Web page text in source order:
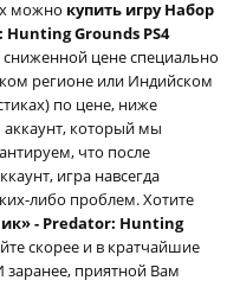
можно купить игру Набор
Grounds PS4
сниженной цене специально
регионе или Индийском
по цене, ниже
аккаунт, который мы
что после
игра навсегда
либо проблем. Хотите
- Predator: Hunting
скорее и в кратчайшие
заранее, приятной Вам